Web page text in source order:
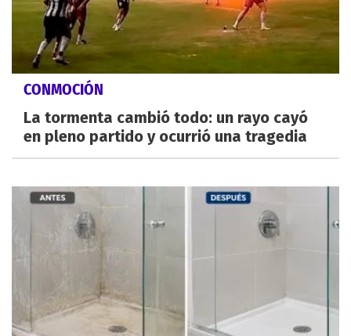
CONMOCIÓN
La tormenta cambió todo: un rayo cayó
en pleno partido y ocurrió una tragedia